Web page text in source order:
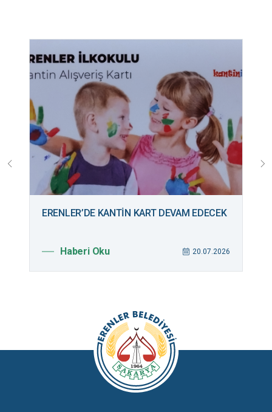
ERENLER’DE KANTİN KART DEVAM EDECEK
Haberi Oku 20.07.2026